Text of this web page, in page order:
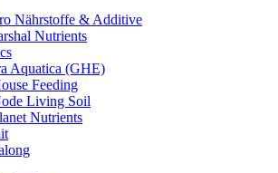
Nährstoffe & Additive
Nutrients
Aquatica (GHE)
Feeding
Living Soil
Nutrients